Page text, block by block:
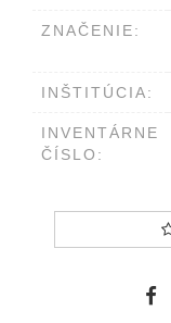
ZNAČENIE:
INŠTITÚCIA:
INVENTÁRNE
ČÍSLO: